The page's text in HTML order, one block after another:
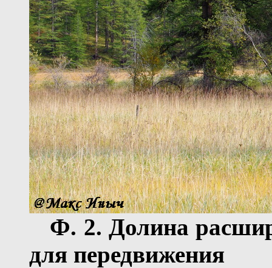
Ф. 2. Долина
для передвижения